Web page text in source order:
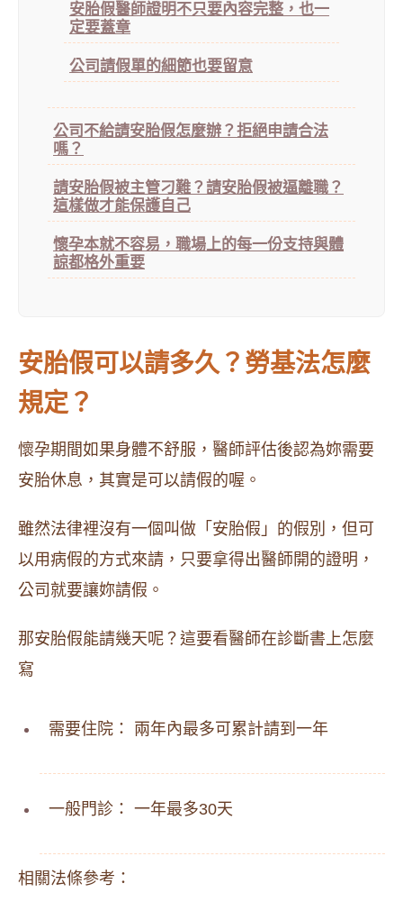
安胎假醫師證明不只要內容完整，也一
定要蓋章
公司請假單的細節也要留意
公司不給請安胎假怎麼辦？拒絕申請合法
嗎？
請安胎假被主管刁難？請安胎假被逼離職？
這樣做才能保護自己
懷孕本就不容易，職場上的每一份支持與體
諒都格外重要
安胎假可以請多久？勞基法怎麼
規定？
懷孕期間如果身體不舒服，醫師評估後認為妳需要
安胎休息，其實是可以請假的喔。
雖然法律裡沒有一個叫做「安胎假」的假別，但可
以用病假的方式來請，只要拿得出醫師開的證明，
公司就要讓妳請假。
那安胎假能請幾天呢？這要看醫師在診斷書上怎麼
寫
需要住院： 兩年內最多可累計請到一年
一般門診： 一年最多30天
相關法條參考：